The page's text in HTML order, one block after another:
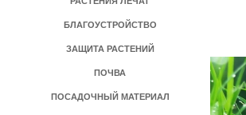
БЛАГОУСТРОЙСТВО
ЗАЩИТА РАСТЕНИЙ
ПОЧВА
ПОСАДОЧНЫЙ МАТЕРИАЛ